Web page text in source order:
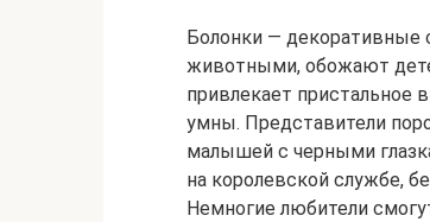
Болонки — декоративные
животными, обожают
привлекает пристальное
умны. Представители
малышей с черными
на королевской службе,
Немногие любители